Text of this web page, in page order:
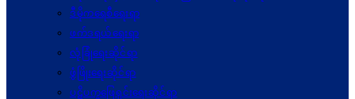
ဒီမိုကရေစီရေးရာ
ဖက်ဒရယ်ရေးရာ
လုံခြုံရေးဆိုင်ရာ
ဖွံဖြိုးရေးဆိုင်ရာ
ပဋိပက္ခ‌ဖြေရှင်းရေးဆိုင်ရာ